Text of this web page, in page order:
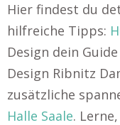
Hier findest du
hilfreiche Tipps:
Design dein
Design Ribnitz
zusätzliche
Halle Saale.